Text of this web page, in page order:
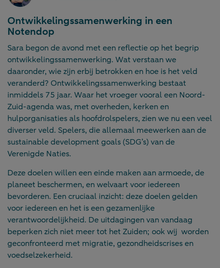
Ontwikkelingssamenwerking in een
Notendop
Sara begon de avond met een reflectie op het begrip
ontwikkelingssamenwerking. Wat verstaan we
daaronder, wie zijn erbij betrokken en hoe is het veld
veranderd? Ontwikkelingssamenwerking bestaat
inmiddels 75 jaar. Waar het vroeger vooral een Noord-
Zuid-agenda was, met overheden, kerken en
hulporganisaties als hoofdrolspelers, zien we nu een veel
diverser veld. Spelers, die allemaal meewerken aan de
sustainable development goals (SDG’s) van de
Verenigde Naties.
Deze doelen willen een einde maken aan armoede, de
planeet beschermen, en welvaart voor iedereen
bevorderen. Een cruciaal inzicht: deze doelen gelden
voor iedereen en het is een gezamenlijke
verantwoordelijkheid. De uitdagingen van vandaag
beperken zich niet meer tot het Zuiden; ook wij worden
geconfronteerd met migratie, gezondheidscrises en
voedselzekerheid.